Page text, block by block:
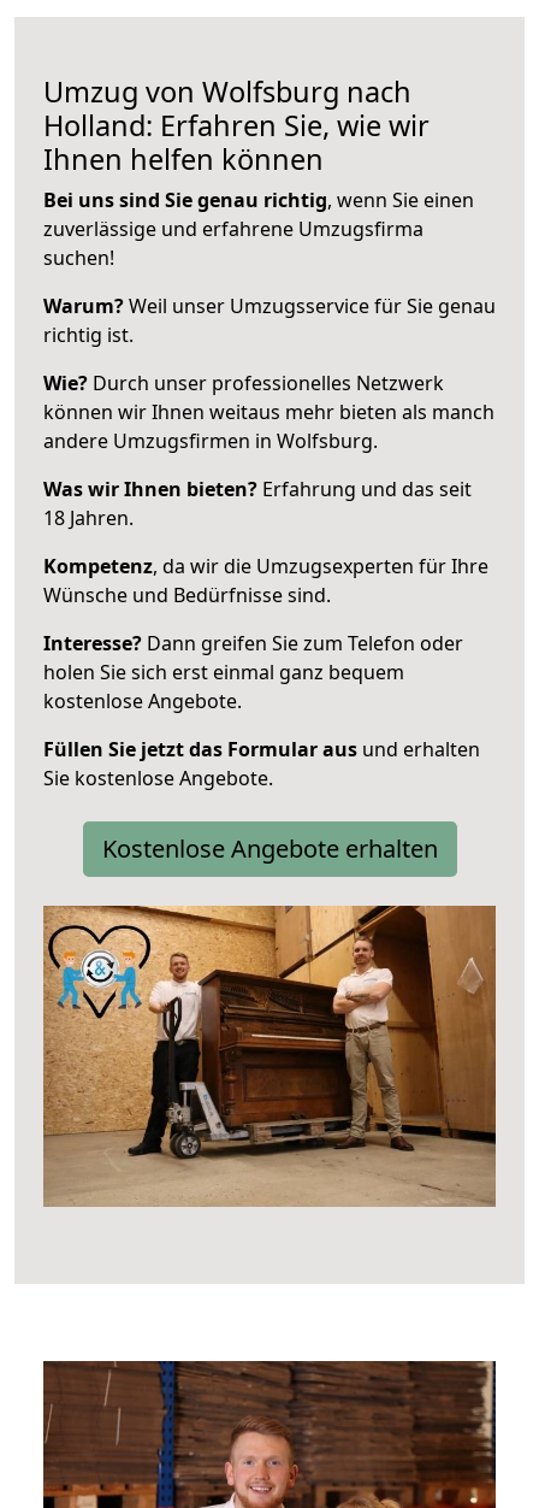
Umzug von Wolfsburg nach
Holland: Erfahren Sie, wie wir
Ihnen helfen können
Bei uns sind Sie genau richtig, wenn Sie einen
zuverlässige und erfahrene Umzugsfirma
suchen!
Warum?Weil unser Umzugsservice für Sie genau
richtig ist.
Wie? Durch unser professionelles Netzwerk
können wir Ihnen weitaus mehr bieten als manch
andere Umzugsfirmen in Wolfsburg.
Was wir Ihnen bieten? Erfahrung und das seit
18 Jahren.
Kompetenz, da wir die Umzugsexperten für Ihre
Wünsche und Bedürfnisse sind.
Interesse? Dann greifen Sie zum Telefon oder
holen Sie sich erst einmal ganz bequem
kostenlose Angebote.
Füllen Sie jetzt das Formular aus und erhalten
Sie kostenlose Angebote.
Kostenlose Angebote erhalten